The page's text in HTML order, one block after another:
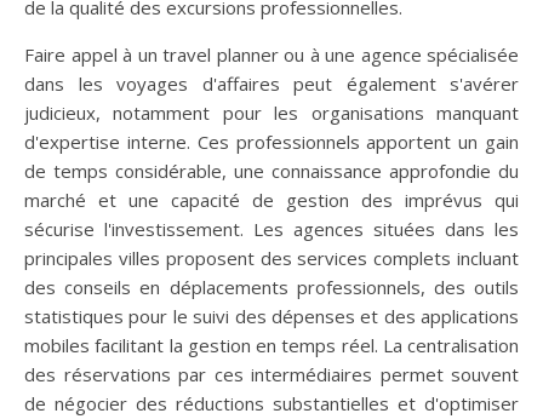
de la qualité des excursions professionnelles.
Faire appel à un travel planner ou à une agence spécialisée
dans les voyages d'affaires peut également s'avérer
judicieux, notamment pour les organisations manquant
d'expertise interne. Ces professionnels apportent un gain
de temps considérable, une connaissance approfondie du
marché et une capacité de gestion des imprévus qui
sécurise l'investissement. Les agences situées dans les
principales villes proposent des services complets incluant
des conseils en déplacements professionnels, des outils
statistiques pour le suivi des dépenses et des applications
mobiles facilitant la gestion en temps réel. La centralisation
des réservations par ces intermédiaires permet souvent
de négocier des réductions substantielles et d'optimiser